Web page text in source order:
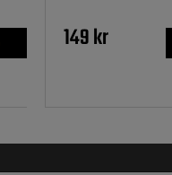
149 kr